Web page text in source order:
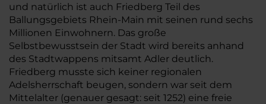
und natürlich ist auch Friedberg Teil des
Ballungsgebiets Rhein-Main mit seinen rund sechs
Millionen Einwohnern. Das große
Selbstbewusstsein der Stadt wird bereits anhand
des Stadtwappens mitsamt Adler deutlich.
Friedberg musste sich keiner regionalen
Adelsherrschaft beugen, sondern war seit dem
Mittelalter (genauer gesagt: seit 1252) eine freie